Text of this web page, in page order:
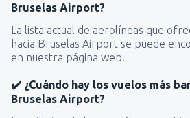
Bruselas Airport?
La lista actual de aerolíneas que
hacia Bruselas Airport se puede
en nuestra página web.
✔️ ¿Cuándo hay los vuelos más
Bruselas Airport?